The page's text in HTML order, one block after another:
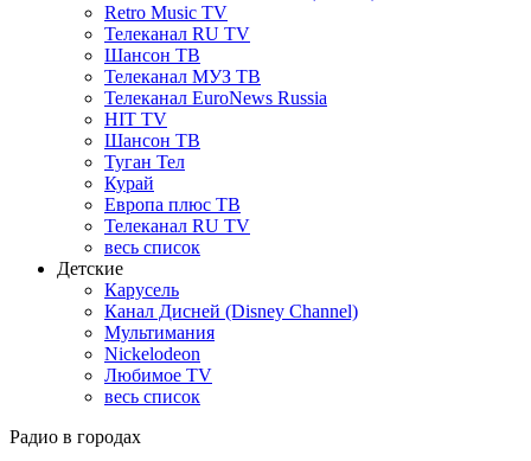
Retro Music TV
Телеканал RU TV
Шансон ТВ
Телеканал МУЗ ТВ
Телеканал EuroNews Russia
HIT TV
Шансон ТВ
Туган Тел
Курай
Европа плюс ТВ
Телеканал RU TV
весь список
Детские
Карусель
Канал Дисней (Disney Channel)
Мультимания
Nickelodeon
Любимое TV
весь список
Радио в городах